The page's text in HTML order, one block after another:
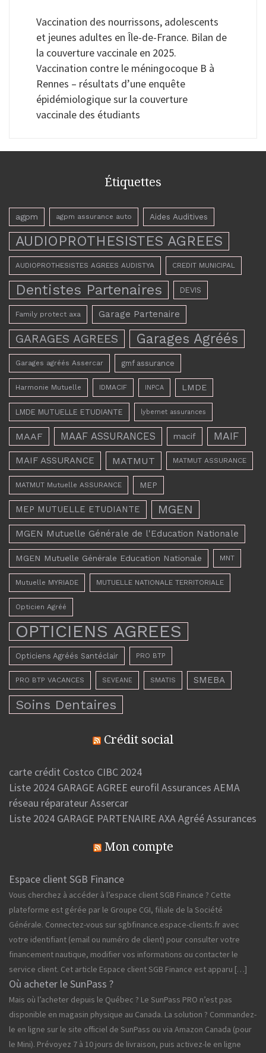
Vaccination des nourrissons, adolescents
et jeunes adultes en Île-de-France. Bilan de
la couverture vaccinale en 2025.
Vaccination contre le méningocoque B à
Rennes – résultats d’une enquête
épidémiologique sur la couverture
vaccinale des étudiants
Étiquettes
agpm agpm assurance auto Aides Auditives
AUDIOPROTHESISTES AGREES
AUDIOPROTHESISTES AGREES AUDISTYA CREDIT MUNICIPAL
Dentistes Partenaires DEVIS
Family protect axa Garage Partenaire
GARAGES AGREES Garages Agréés
Garages agréés Assercar gmf assurance
Harmonie Mutuelle IDMACIF INPCA LMDE
LMDE MUTUELLE ETUDIANTE lybernet assurances
MAAF MAAF ASSURANCES macif MAIF
MAIF ASSURANCE MATMUT MATMUT ASSURANCE
MATMUT Mutuelle ASSURANCE MEP
MEP MUTUELLE ETUDIANTE MGEN
MGEN Mutuelle Générale de l'Education Nationale
MGEN Mutuelle Générale Education Nationale MNT
Mutuelle MYRIADE MUTUELLE NATIONALE TERRITORIALE
Opticien Agréé
OPTICIENS AGREES
Opticiens Agréés Santéclair PRO BTP
PRO BTP VACANCES SEVEANE SMATIS SMEBA
Soins Dentaires
Crédit social
carte crédit Costco CIBC 2024
Liste 2024 GARAGE AGREE eurofil Assurances AEMA
réseau réparateur Assercar
Liste 2024 GARAGE PARTENAIRE AXA Agréé Assurances
Mon compte
Espace client SGB Finance
Vous cherchez à accéder à l’espace client SGB Finance ? Cette
plateforme est gérée par le Groupe CGI, filiale de la Société
Générale. Connectez-vous sur sgbfinance.espace-clients.fr avec
votre identifiant (email ou numéro de client) pour consulter votre
financement nautique, modifier vos informations ou contacter le
service client. Cet article Espace client SGB Finance est apparu […]
Où acheter le SunPass ?
Mais où l’acheter depuis le Québec ? Le SunPass PRO n’est pas
disponible en magasin physique au Canada. La solution ? Commandez-
le en ligne sur le site officiel de SunPass ou via Amazon Canada (pour
le Mini). Prévoyez 7 à 10 jours de livraison, puis activez-le en ligne